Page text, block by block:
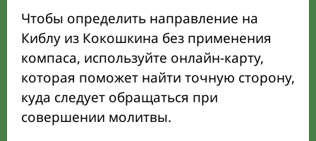
Чтобы определить направление на
Киблу из Кокошкина без применения
компаса, используйте онлайн-карту,
которая поможет найти точную сторону,
куда следует обращаться при
совершении молитвы.